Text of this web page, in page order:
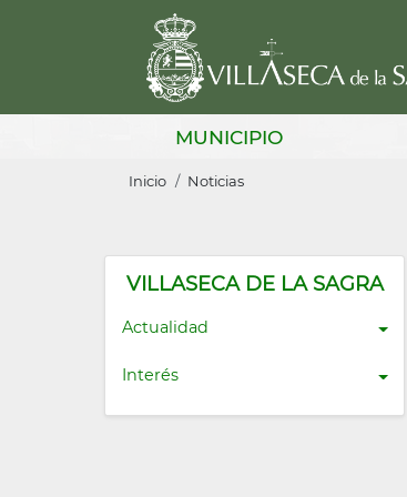
MUNICIPIO
Sobrescribir
de
ayuda
a
la
Inicio Noticias
VILLASECA DE LA SAGRA
Actualidad
Interés